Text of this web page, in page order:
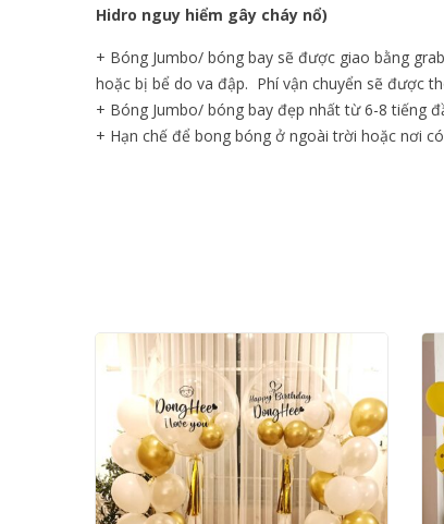
Hidro nguy hiểm gây cháy nổ)
+ Bóng Jumbo/ bóng bay sẽ được giao bằng
hoặc bị bể do va đập. Phí vận chuyển sẽ được
+ Bóng Jumbo/ bóng bay đẹp nhất từ 6-8 tiếng
+ Hạn chế để bong bóng ở ngoài trời hoặc nơi